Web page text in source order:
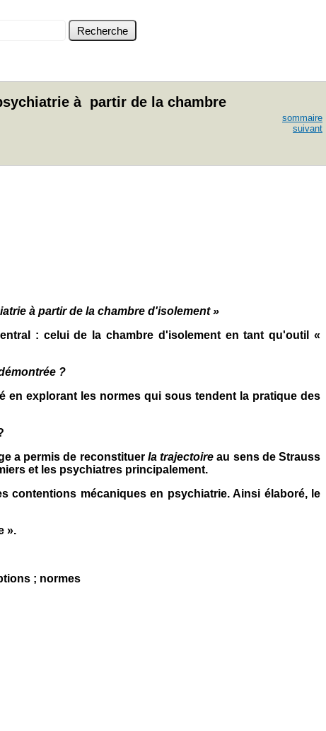
à partir de la chambre
sommaire
suivant
à partir de la chambre d'isolement »
: celui de la chambre d'isolement en tant qu'outil «
?
en explorant les normes qui sous tendent la pratique des
a permis de reconstituer la trajectoireau sens de Strauss
et les psychiatres principalement.
contentions mécaniques en psychiatrie. Ainsi élaboré, le
».
; normes